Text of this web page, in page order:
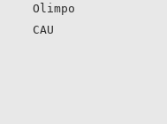
Olimpo
CAU